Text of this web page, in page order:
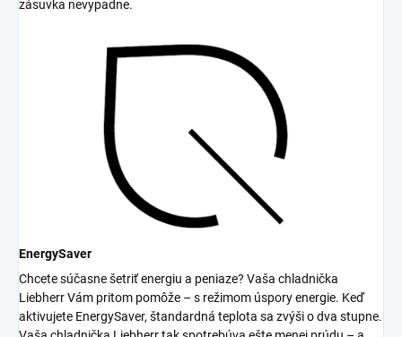
zásuvka nevypadne.
EnergySaver
Chcete súčasne šetriť energiu a peniaze? Vaša chladnička
Liebherr Vám pritom pomôže – s režimom úspory energie. Keď
aktivujete EnergySaver, štandardná teplota sa zvýši o dva stupne.